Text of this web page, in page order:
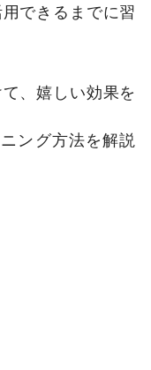
できるまでに習
、嬉しい効果を
ング方法を解説